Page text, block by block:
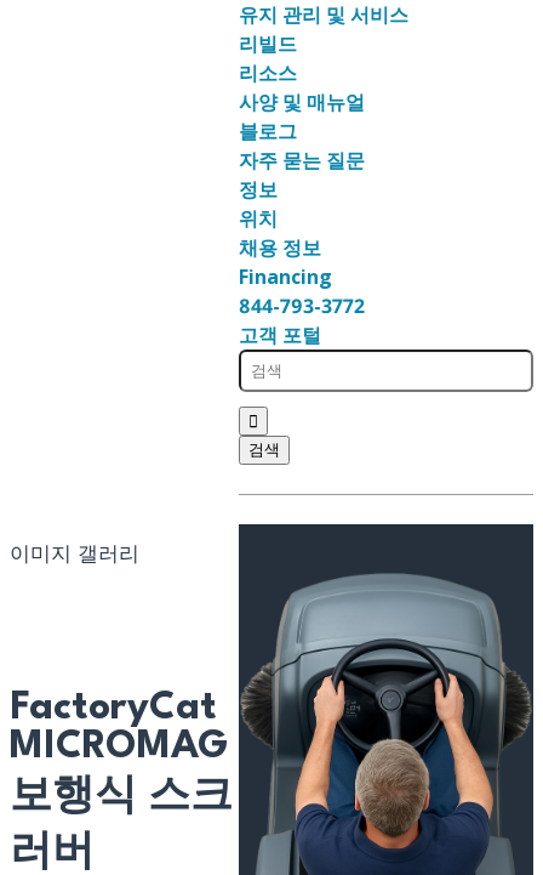
유지 관리 및 서비스
리빌드
리소스
사양 및 매뉴얼
블로그
자주 묻는 질문
정보
위치
채용 정보
Financing
844-793-3772
고객 포털
이미지 갤러리
FactoryCat
MICROMAG
보행식 스크
러버